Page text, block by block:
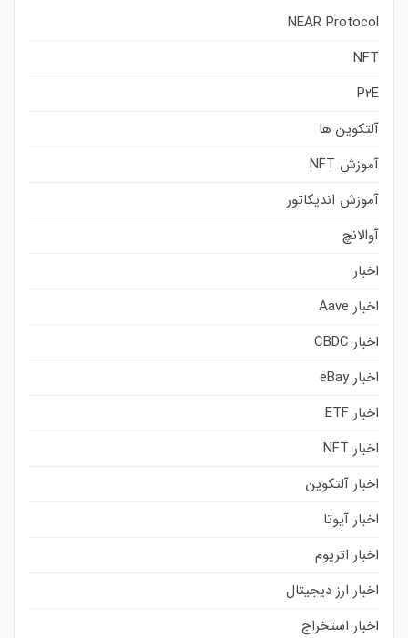
NEAR Protocol
NFT
P2E
آلتکوین ها
آموزش NFT
آموزش اندیکاتور
آوالانچ
اخبار
اخبار Aave
اخبار CBDC
اخبار eBay
اخبار ETF
اخبار NFT
اخبار آلتکوین
اخبار آیوتا
اخبار اتریوم
اخبار ارز دیجیتال
اخبار استخراج